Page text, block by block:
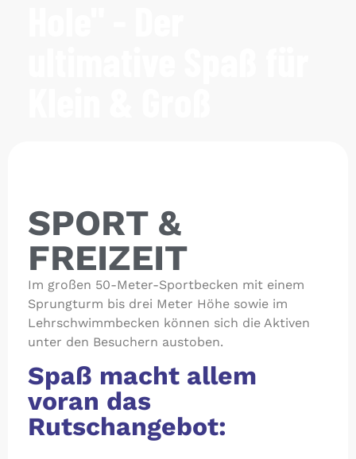
SPORT &
FREIZEIT
Im großen 50-Meter-Sportbecken mit einem
Sprungturm bis drei Meter Höhe sowie im
Lehrschwimmbecken können sich die Aktiven
unter den Besuchern austoben.
Spaß macht allem
voran das
Rutschangebot: